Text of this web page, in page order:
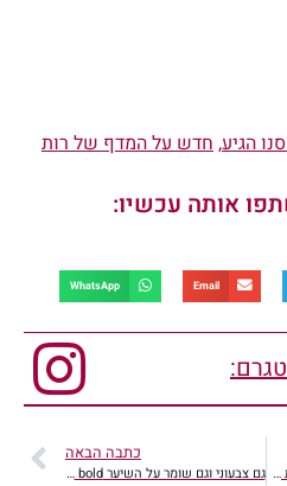
הגיע,חדש על המדף של רות
אותה עכשיו:
Email
WhatsApp
אוכל קדימה אוכל. כנס המסעדנות ה-9
כתבה הבאה
גם צבעוני וגם שומר על השיער Crea bold